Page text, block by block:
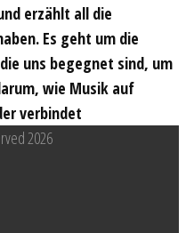
erzählt all die
Es geht um die
uns begegnet sind, um
wie Musik auf
verbindet
2026